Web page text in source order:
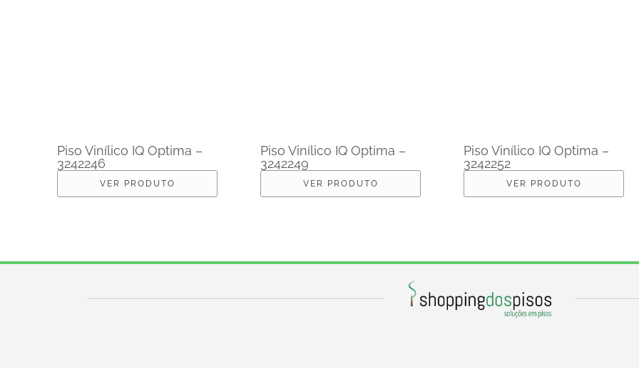
Piso Vinílico IQ Optima –
3242246
VER PRODUTO
Piso Vinílico IQ Optima –
3242249
VER PRODUTO
Piso Vinílico IQ Optima –
3242252
VER PRODUTO